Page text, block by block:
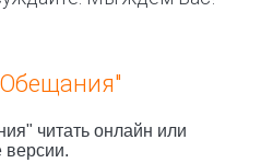
читать онлайн или
версии.